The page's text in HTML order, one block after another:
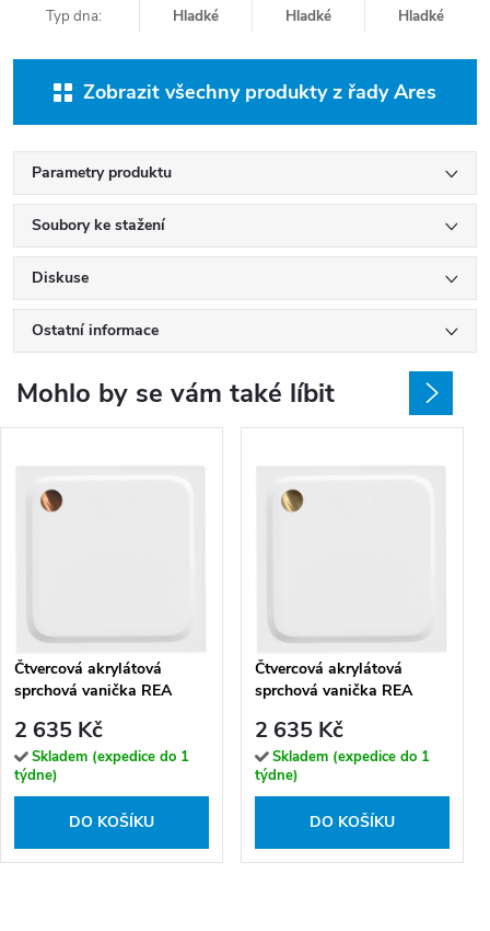
Typ dna: Hladké Hladké Hladké
Zobrazit všechny produkty z řady Ares
Parametry produktu
Soubory ke stažení
Diskuse
Ostatní informace
Mohlo by se vám také líbit
Čtvercová akrylátová
sprchová vanička REA
krytka - kartáčovaná měď
2 635 Kč
Skladem (expedice do 1
týdne)
DO KOŠÍKU
Čtvercová akrylátová
sprchová vanička REA
krytka - zlatá kartáčovaná
2 635 Kč
Skladem (expedice do 1
týdne)
DO KOŠÍKU